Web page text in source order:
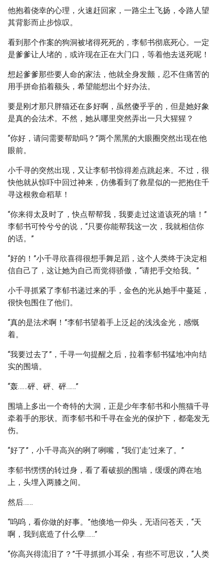
他抱着侥幸的心理，火速赶回家，一路尘土飞扬，令路人望
其背影而止步惊叹。
看到那个作案的狗洞被堵得死死的，李郁书彻底死心。一定
是爹爹让人堵的，或许现在正在大门口，等着他去送死呢！
想起爹爹那些要人命的家法，他就全身发颤，忍不住痛苦的
用手拼命掐着额头，希望能想出个好办法。
要是刚才那只胖猫还在多好啊，虽然傻乎乎的，但是她好象
是真的会法术。不然，她从哪里突然弄出一只大猩猩？
“你好，请问需要帮助吗？”两个黑黑的大眼圈突然出现在他
眼前。
小千寻的突然出现，又让李郁书惊得差点跳起来。不过，很
快他就从惊吓中回过神来，仿佛看到了救星似的一把抱住千
寻这根救命稻草！
“你来得太及时了，快点帮帮我，我要走过这道该死的墙！”
李郁书可怜兮兮的说，“只要你能帮我这一次，我就相信你
的话。”
“好的！”小千寻欣喜得很想手舞足蹈，这个人类终于决定相
信自己了，这让她为自己而觉得骄傲，“请把手交给我。”
小千寻抓紧了李郁书递过来的手，金色的光从她手中蔓延，
很快包围住了他们。
“真的是法术啊！”李郁书望着手上泛起的浅浅金光，感慨
着。
“我要过去了”，千寻一句提醒之后，拉着李郁书猛地冲向结
实的围墙。
“轰……砰、砰、砰……”
围墙上多出一个奇特的大洞，正是少年李郁书和小熊猫千寻
牵着手的形状。而李郁书和千寻在金光的保护下，都毫发无
伤。
“好了”，小千寻高兴的咧了咧嘴，“我们‘走’过来了。”
李郁书愣愣的转过身，看了看破损的围墙，缓缓的蹲在地
上，头埋入两膝之间。
然后……
“呜呜，看你做的好事。”他倏地一仰头，无语问苍天，“天
啊，我到底造了什么孽……”
“你高兴得流泪了？”千寻抓抓小耳朵，有些不可思议，“人类